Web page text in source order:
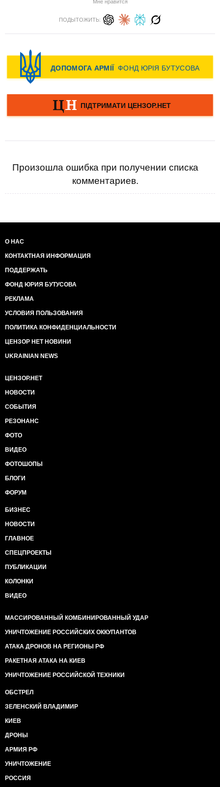
Мне нравится
ПОДЫТОЖИТЬ:
Произошла ошибка при получении списка
комментариев.
О НАС
КОНТАКТНАЯ ИНФОРМАЦИЯ
ПОДДЕРЖАТЬ
ФОНД ЮРИЯ БУТУСОВА
РЕКЛАМА
УСЛОВИЯ ПОЛЬЗОВАНИЯ
ПОЛИТИКА КОНФИДЕНЦИАЛЬНОСТИ
ЦЕНЗОР НЕТ НОВИНИ
UKRAINIAN NEWS
ЦЕНЗОР.НЕТ
НОВОСТИ
СОБЫТИЯ
РЕЗОНАНС
ФОТО
ВИДЕО
ФОТОШОПЫ
БЛОГИ
ФОРУМ
БИЗНЕС
НОВОСТИ
ГЛАВНОЕ
СПЕЦПРОЕКТЫ
ПУБЛИКАЦИИ
КОЛОНКИ
ВИДЕО
МАССИРОВАННЫЙ КОМБИНИРОВАННЫЙ УДАР
УНИЧТОЖЕНИЕ РОССИЙСКИХ ОККУПАНТОВ
АТАКА ДРОНОВ НА РЕГИОНЫ РФ
РАКЕТНАЯ АТАКА НА КИЕВ
УНИЧТОЖЕНИЕ РОССИЙСКОЙ ТЕХНИКИ
ОБСТРЕЛ
ЗЕЛЕНСКИЙ ВЛАДИМИР
КИЕВ
ДРОНЫ
АРМИЯ РФ
УНИЧТОЖЕНИЕ
РОССИЯ